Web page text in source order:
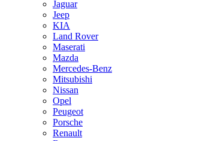
Jaguar
Jeep
KIA
Land Rover
Maserati
Mazda
Mercedes-Benz
Mitsubishi
Nissan
Opel
Peugeot
Porsche
Renault